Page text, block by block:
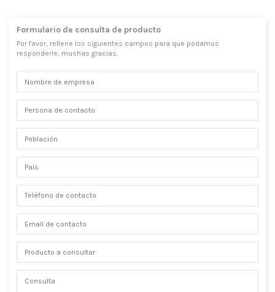
Formulario de consulta de producto
Por favor, rellene los siguientes campos para que podamos
responderle, muchas gracias.